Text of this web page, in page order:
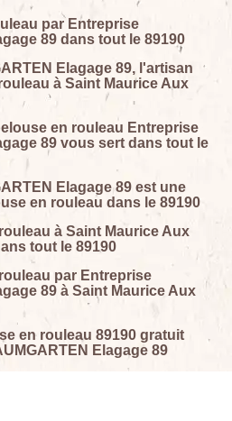
par Entreprise
89 dans tout le 89190
Elagage 89, l'artisan
à Saint Maurice Aux
en rouleau Entreprise
89 vous sert dans tout le
Elagage 89 est une
en rouleau dans le 89190
à Saint Maurice Aux
tout le 89190
par Entreprise
89 à Saint Maurice Aux
en rouleau 89190 gratuit
Elagage 89